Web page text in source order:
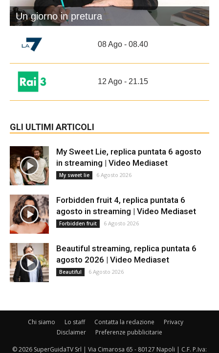
Un giorno in pretura
08 Ago - 08.40
12 Ago - 21.15
GLI ULTIMI ARTICOLI
My Sweet Lie, replica puntata 6 agosto
in streaming | Video Mediaset
My sweet lie 6 Agosto 2026
Forbidden fruit 4, replica puntata 6
agosto in streaming | Video Mediaset
Forbidden fruit 6 Agosto 2026
Beautiful streaming, replica puntata 6
agosto 2026 | Video Mediaset
Beautiful 6 Agosto 2026
Chi siamo Lo staff Contatta la redazione
Privacy
Disclaimer
Preferenze pubblicitarie
© 2026 SuperGuidaTV Srl | Via Cimarosa 65 - 80127 Napoli | C.F. P.Iva: